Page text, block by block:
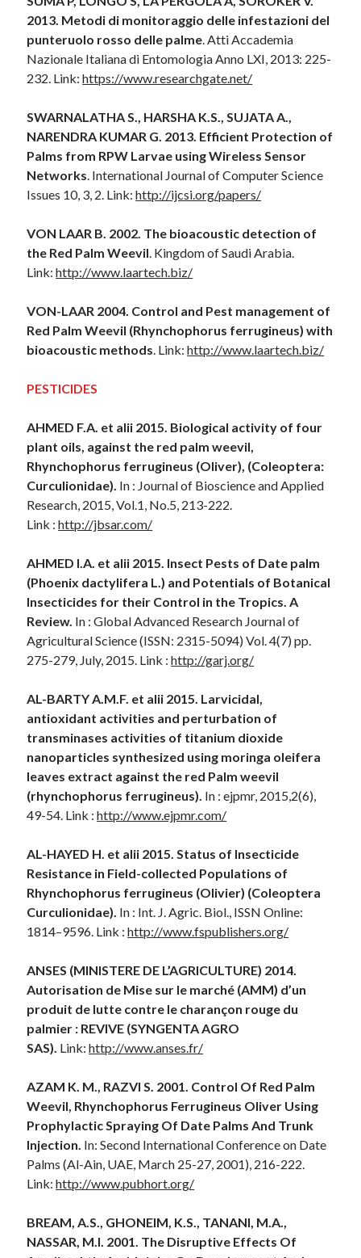
2013. Metodi di monitoraggio delle infestazioni del
punteruolo rosso delle palme. Atti Accademia
Nazionale Italiana di Entomologia Anno LXI, 2013: 225-
232. Link:https://www.researchgate.net/
SWARNALATHA S., HARSHA K.S., SUJATA A.,
NARENDRA KUMAR G. 2013. Efficient Protection of
Palms from RPW Larvae using Wireless Sensor
Networks. International Journal of Computer Science
Issues 10, 3, 2. Link:http://ijcsi.org/papers/
VON LAAR B. 2002. The bioacoustic detection of
the Red Palm Weevil. Kingdom of Saudi Arabia.
Link:http://www.laartech.biz/
VON-LAAR 2004. Control and Pest management of
Red Palm Weevil (Rhynchophorus ferrugineus) with
bioacoustic methods. Link:http://www.laartech.biz/
PESTICIDES
AHMED F.A. et alii 2015. Biological activity of four
plant oils, against the red palm weevil,
Rhynchophorus ferrugineus (Oliver), (Coleoptera:
Curculionidae). In : Journal of Bioscience and Applied
Research, 2015, Vol.1, No.5, 213-222.
Link :http://jbsar.com/
AHMED I.A. et alii 2015. Insect Pests of Date palm
(Phoenix dactylifera L.) and Potentials of Botanical
Insecticides for their Control in the Tropics. A
Review. In : Global Advanced Research Journal of
Agricultural Science (ISSN: 2315-5094) Vol. 4(7) pp.
275-279, July, 2015. Link :http://garj.org/
AL-BARTY A.M.F. et alii 2015. Larvicidal,
antioxidant activities and perturbation of
transminases activities of titanium dioxide
nanoparticles synthesized using moringa oleifera
leaves extract against the red Palm weevil
(rhynchophorus ferrugineus). In : ejpmr, 2015,2(6),
49-54. Link :http://www.ejpmr.com/
AL-HAYED H. et alii 2015. Status of Insecticide
Resistance in Field-collected Populations of
Rhynchophorus ferrugineus (Olivier) (Coleoptera
Curculionidae). In : Int. J. Agric. Biol., ISSN Online:
1814–9596. Link :http://www.fspublishers.org/
ANSES (MINISTERE DE L’AGRICULTURE) 2014.
Autorisation de Mise sur le marché (AMM) d’un
produit de lutte contre le charançon rouge du
palmier : REVIVE (SYNGENTA AGRO
SAS). Link:http://www.anses.fr/
AZAM K. M., RAZVI S. 2001. Control Of Red Palm
Weevil, Rhynchophorus Ferrugineus Oliver Using
Prophylactic Spraying Of Date Palms And Trunk
Injection. In: Second International Conference on Date
Palms (Al-Ain, UAE, March 25-27, 2001), 216-222.
Link:http://www.pubhort.org/
BREAM, A.S., GHONEIM, K.S., TANANI, M.A.,
NASSAR, M.I. 2001. The Disruptive Effects Of